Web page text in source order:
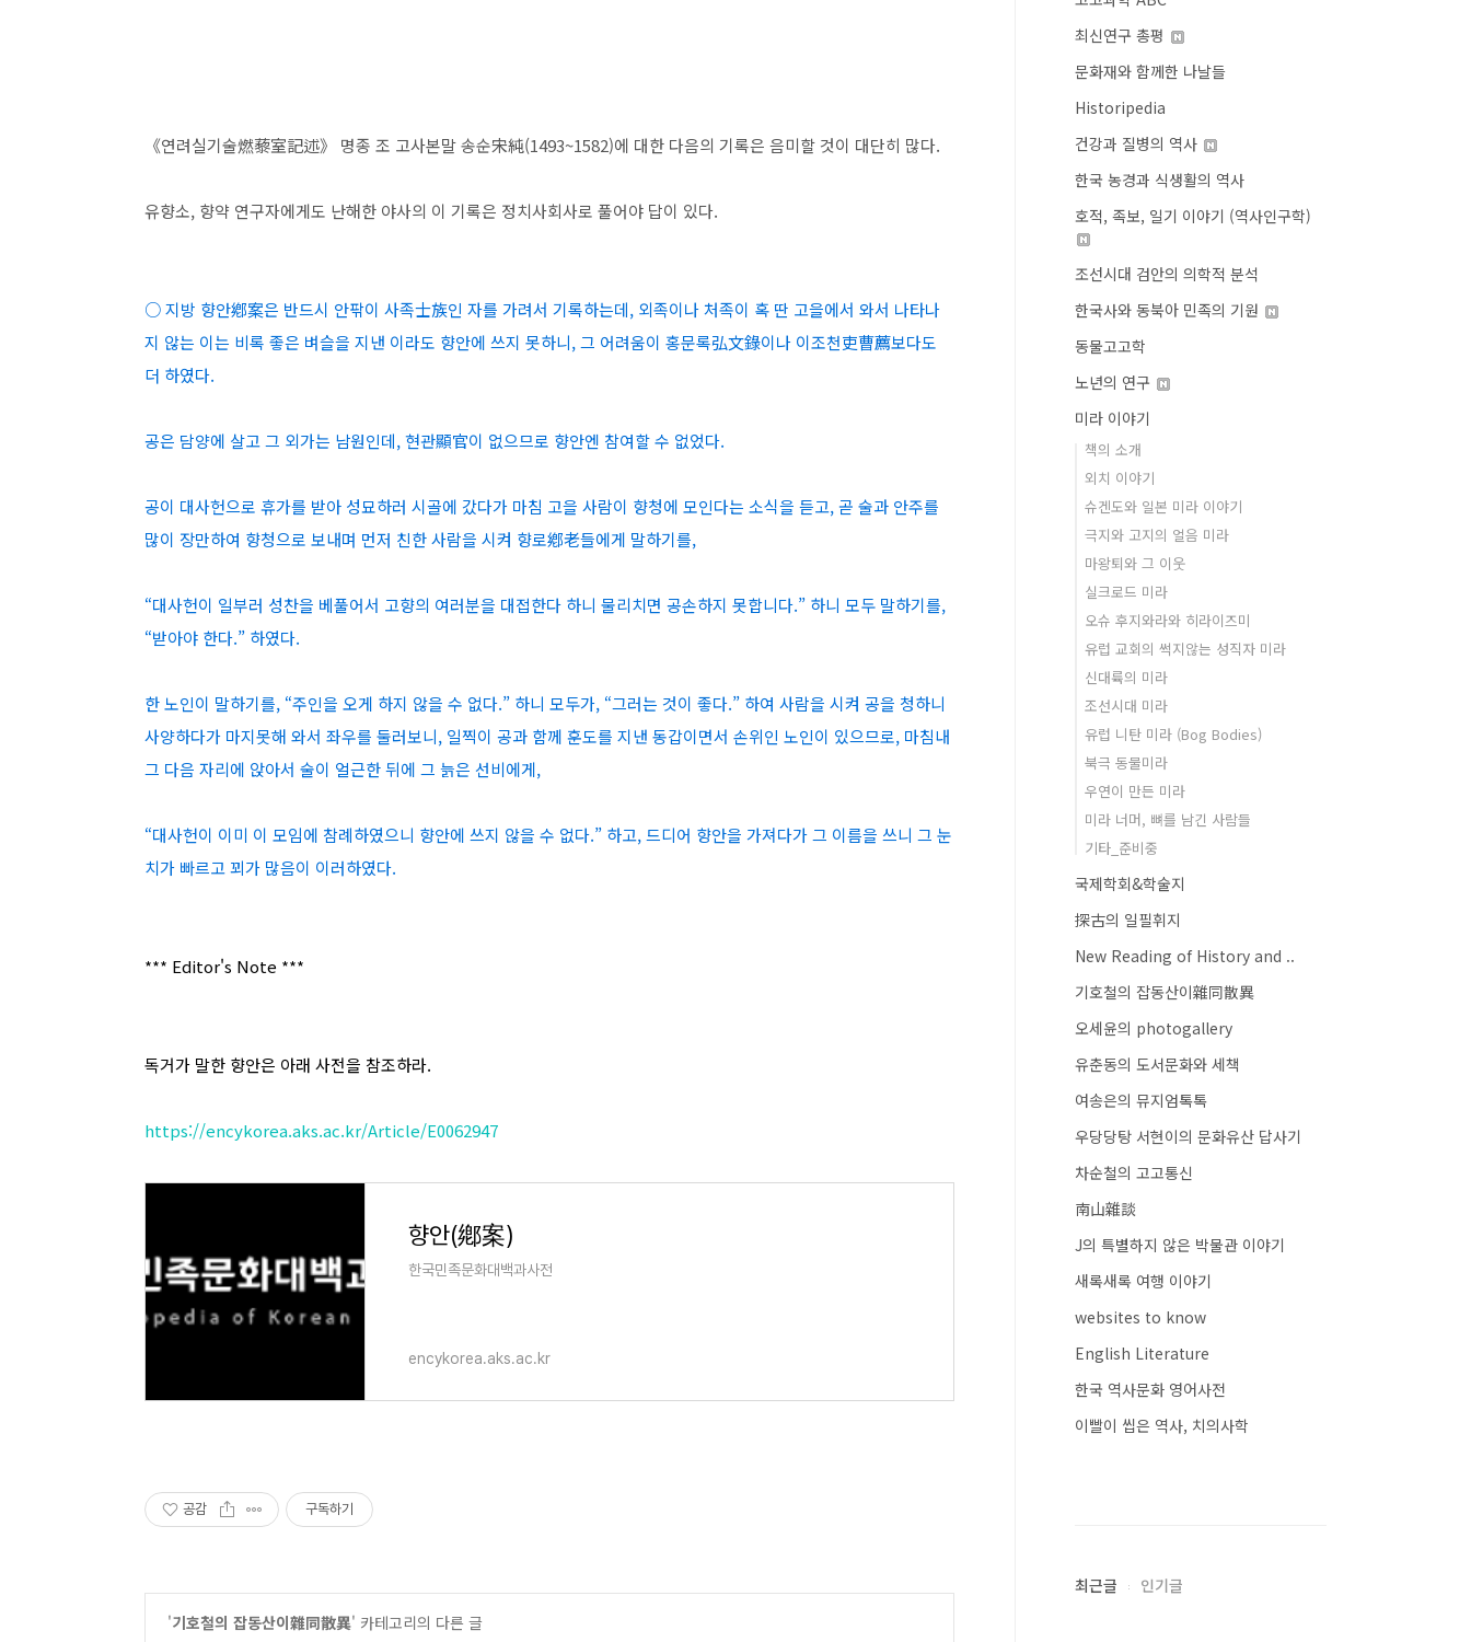
《연려실기술燃藜室記述》 명종 조 고사본말 송순宋純(1493~1582)에 대한 다음의 기록은 음미할 것이 대단히 많다.
유향소, 향약 연구자에게도 난해한 야사의 이 기록은 정치사회사로 풀어야 답이 있다.
○ 지방 향안鄕案은 반드시 안팎이 사족士族인 자를 가려서 기록하는데, 외족이나 처족이 혹 딴 고을에서 와서 나타나
지 않는 이는 비록 좋은 벼슬을 지낸 이라도 향안에 쓰지 못하니, 그 어려움이 홍문록弘文錄이나 이조천吏曹薦보다도
더 하였다.
공은 담양에 살고 그 외가는 남원인데, 현관顯官이 없으므로 향안엔 참여할 수 없었다.
공이 대사헌으로 휴가를 받아 성묘하러 시골에 갔다가 마침 고을 사람이 향청에 모인다는 소식을 듣고, 곧 술과 안주를
많이 장만하여 향청으로 보내며 먼저 친한 사람을 시켜 향로鄕老들에게 말하기를,
“대사헌이 일부러 성찬을 베풀어서 고향의 여러분을 대접한다 하니 물리치면 공손하지 못합니다.” 하니 모두 말하기를,
“받아야 한다.” 하였다.
한 노인이 말하기를, “주인을 오게 하지 않을 수 없다.” 하니 모두가, “그러는 것이 좋다.” 하여 사람을 시켜 공을 청하니
사양하다가 마지못해 와서 좌우를 둘러보니, 일찍이 공과 함께 훈도를 지낸 동갑이면서 손위인 노인이 있으므로, 마침내
그 다음 자리에 앉아서 술이 얼근한 뒤에 그 늙은 선비에게,
“대사헌이 이미 이 모임에 참례하였으니 향안에 쓰지 않을 수 없다.” 하고, 드디어 향안을 가져다가 그 이름을 쓰니 그 눈
치가 빠르고 꾀가 많음이 이러하였다.
*** Editor's Note ***
독거가 말한 향안은 아래 사전을 참조하라.
https://encykorea.aks.ac.kr/Article/E0062947
향안(鄕案)
한국민족문화대백과사전
encykorea.aks.ac.kr
공감 구독하기
'기호철의 잡동산이雜同散異' 카테고리의 다른 글
최신연구 총평
문화재와 함께한 나날들
Historipedia
건강과 질병의 역사
한국 농경과 식생활의 역사
호적, 족보, 일기 이야기 (역사인구학)
조선시대 검안의 의학적 분석
한국사와 동북아 민족의 기원
동물고고학
노년의 연구
미라 이야기
책의 소개
외치 이야기
슈겐도와 일본 미라 이야기
극지와 고지의 얼음 미라
마왕퇴와 그 이웃
실크로드 미라
오슈 후지와라와 히라이즈미
유럽 교회의 썩지않는 성직자 미라
신대륙의 미라
조선시대 미라
유럽 니탄 미라 (Bog Bodies)
북극 동물미라
우연이 만든 미라
미라 너머, 뼈를 남긴 사람들
기타_준비중
국제학회&학술지
探古의 일필휘지
New Reading of History and ..
기호철의 잡동산이雜同散異
오세윤의 photogallery
유춘동의 도서문화와 세책
여송은의 뮤지엄톡톡
우당당탕 서현이의 문화유산 답사기
차순철의 고고통신
南山雜談
J의 특별하지 않은 박물관 이야기
새록새록 여행 이야기
websites to know
English Literature
한국 역사문화 영어사전
이빨이 씹은 역사, 치의사학
최근글 인기글